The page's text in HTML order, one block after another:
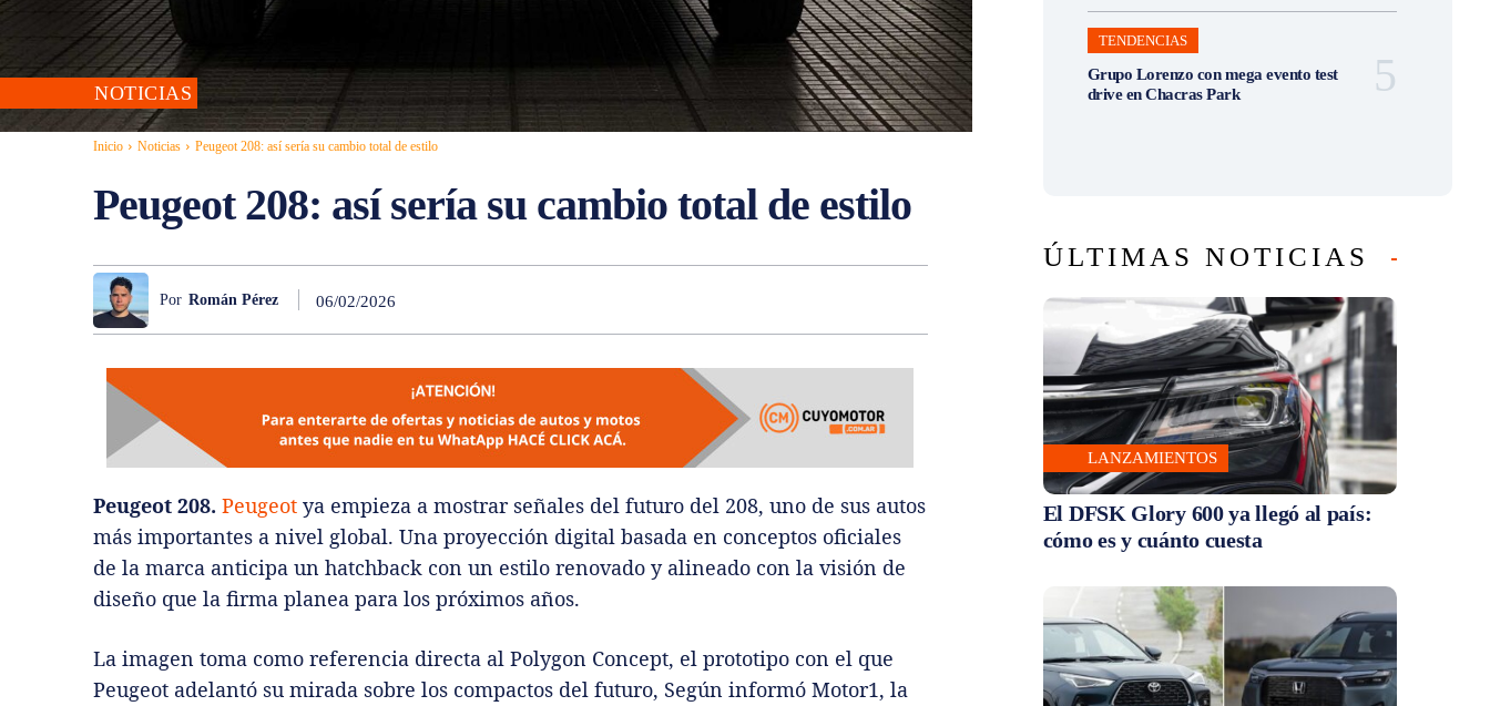
NOTICIAS
Inicio Noticias Peugeot 208: así sería su cambio total de estilo
Peugeot 208: así sería su cambio total de estilo
Por Román Pérez 06/02/2026
Peugeot 208. Peugeot ya empieza a mostrar señales del futuro del 208, uno de sus autos
más importantes a nivel global. Una proyección digital basada en conceptos oficiales
de la marca anticipa un hatchback con un estilo renovado y alineado con la visión de
diseño que la firma planea para los próximos años.
La imagen toma como referencia directa al Polygon Concept, el prototipo con el que
Peugeot adelantó su mirada sobre los compactos del futuro, Según informó Motor1, la
TENDENCIAS
Grupo Lorenzo con mega evento test
drive en Chacras Park
ÚLTIMAS NOTICIAS
LANZAMIENTOS
El DFSK Glory 600 ya llegó al país:
cómo es y cuánto cuesta